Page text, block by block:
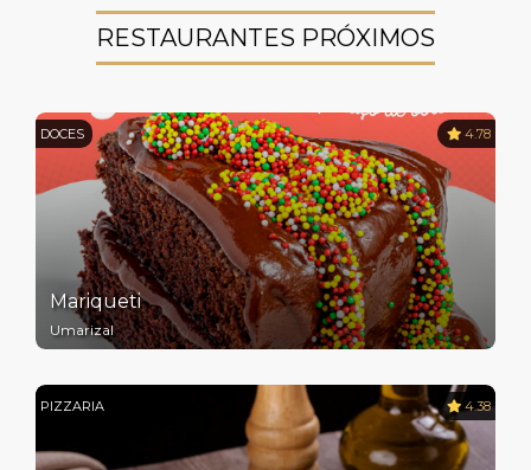
RESTAURANTES PRÓXIMOS
DOCES 4.78
Mariqueti
Umarizal
PIZZARIA 4.38